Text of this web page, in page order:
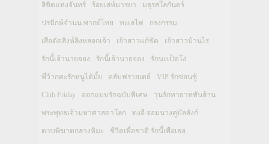
ลิขิตแห่งจันทร์ ร้อยเล่ห์มารยา มธุรสโลกันตร์
ปรปักษ์จำนน พากย์ไทย ทะเลไฟ กรงกรรม
เสือตัดสิงห์ลิงหลอกเจ้า เจ้าสาวแก้ขัด เจ้าสาวบ้านไร่
รักนี้เจ้านายจอง รักนี้เจ้านายจอง รักนะเป็ดโง่
พี่ว้ากคะรักหนูได้มั้ย คลับฟรายเดย์ VIP รักซ่อนชู้
Club Friday ออกแบบรักฉบับพิเศษ วุ่นรักทายาทพันล้าน
พระพุทธเจ้ามหาศาสดาโลก ทงอี จอมนางคู่บัลลังก์
ดาบพิฆาตกลางหิมะ ชีวิตเพื่อชาติ รักนี้เพื่อเธอ